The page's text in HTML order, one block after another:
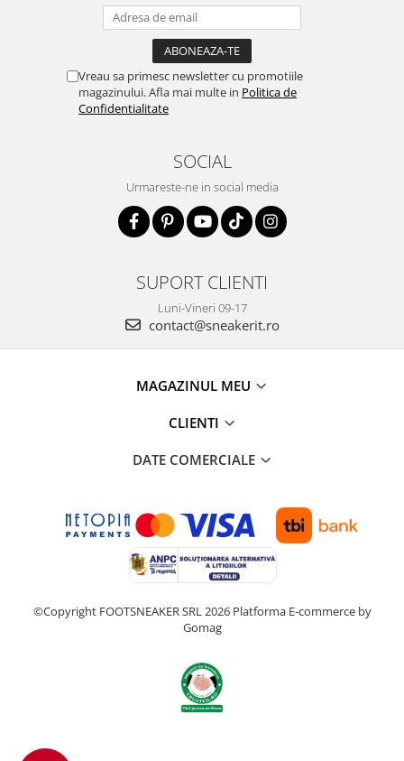
Vreau sa primesc newsletter cu promotiile
magazinului. Afla mai multe in Politica de
Confidentialitate
SOCIAL
Urmareste-ne in social media
SUPORT CLIENTI
Luni-Vineri 09-17
contact@sneakerit.ro
MAGAZINUL MEU
CLIENTI
DATE COMERCIALE
©Copyright FOOTSNEAKER SRL 2026 Platforma E-commerce by
Gomag